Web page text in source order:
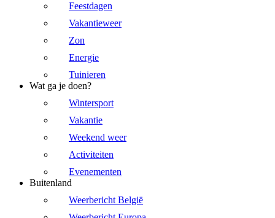
Feestdagen
Vakantieweer
Zon
Energie
Tuinieren
Wat ga je doen?
Wintersport
Vakantie
Weekend weer
Activiteiten
Evenementen
Buitenland
Weerbericht België